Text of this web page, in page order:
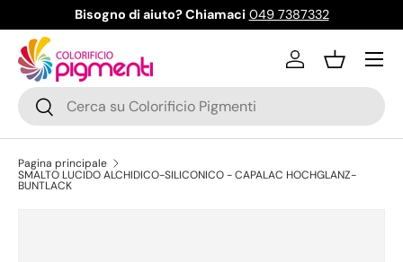
Passa ai contenuti
Bisogno di aiuto? Chiamaci 049 7387332
Cerca
Cerca
AccediCestino
Menu
Pagina principale
SMALTO LUCIDO ALCHIDICO-SILICONICO - CAPALAC HOCHGLANZ-
BUNTLACK